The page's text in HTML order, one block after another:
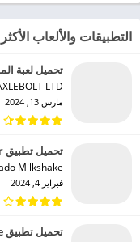
التطبيقات والألعاب
تحميل لعبة المواجهة 2 مهكرة
LTD‏
مارس 13, 2024
تحميل تطبيق Provid Video Player مهكر للاندرويد 2024
Milkshake‏
فبراير 4, 2024
تحميل تطبيق Bikii Cloud Game مهكر للاندرويد 2024